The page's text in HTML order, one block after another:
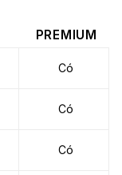
PREMIUM
Có
Có
Có